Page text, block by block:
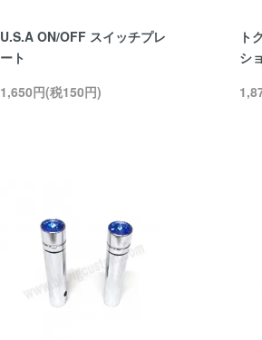
U.S.A ON/OFF スイッチプレ
ート
1,650円(税150円)
ト
シ